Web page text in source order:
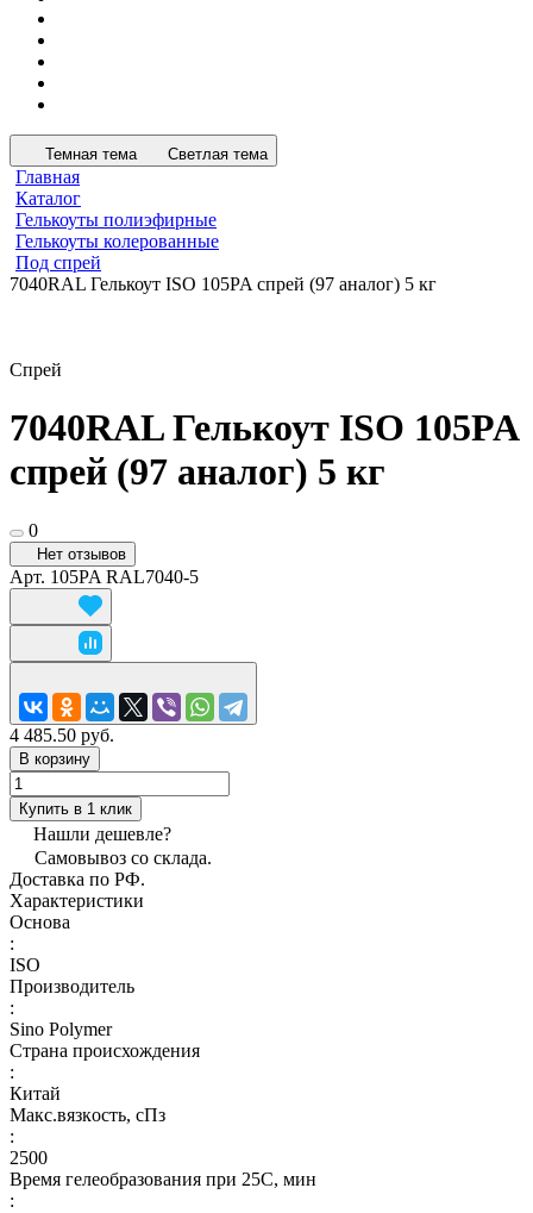
Темная тема Светлая тема
Главная
Каталог
Гелькоуты полиэфирные
Гелькоуты колерованные
Под спрей
7040RAL Гелькоут ISO 105PA спрей (97 аналог) 5 кг
Спрей
7040RAL Гелькоут ISO 105PA
спрей (97 аналог) 5 кг
0
Нет отзывов
Арт. 105PA RAL7040-5
4 485.50 руб.
В корзину
Купить в 1 клик
Нашли дешевле?
Самовывоз со склада.
Доставка по РФ.
Характеристики
Основа
:
ISO
Производитель
:
Sino Polymer
Страна происхождения
:
Китай
Макс.вязкoсть, сПз
:
2500
Время гелеобразования при 25С, мин
: